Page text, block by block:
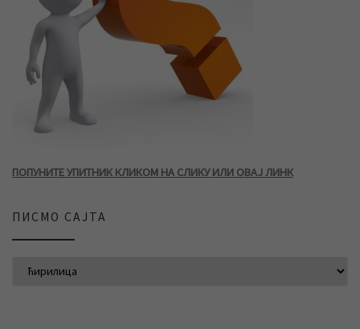
ПОПУНИТЕ УПИТНИК КЛИКОМ НА СЛИКУ ИЛИ ОВАЈ ЛИНК
ПИСМО САЈТА